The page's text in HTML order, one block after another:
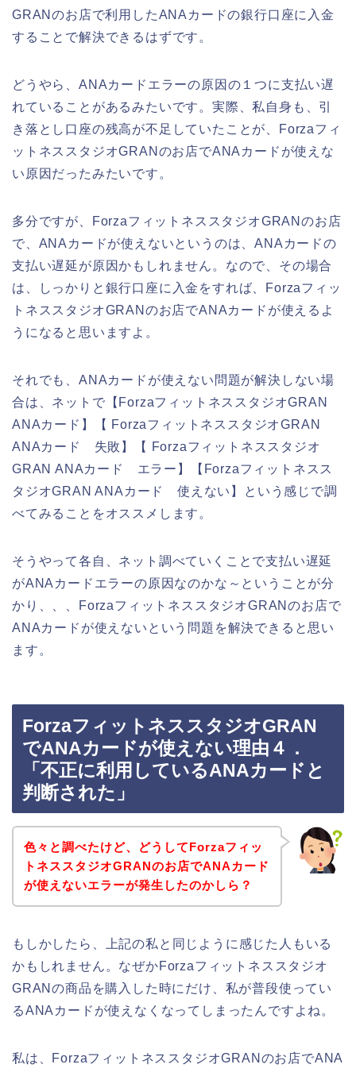
GRANのお店で利用したANAカードの銀行口座に入金
することで解決できるはずです。
どうやら、ANAカードエラーの原因の１つに支払い遅
れていることがあるみたいです。実際、私自身も、引
き落とし口座の残高が不足していたことが、Forzaフィ
ットネススタジオGRANのお店でANAカードが使えな
い原因だったみたいです。
多分ですが、ForzaフィットネススタジオGRANのお店
で、ANAカードが使えないというのは、ANAカードの
支払い遅延が原因かもしれません。なので、その場合
は、しっかりと銀行口座に入金をすれば、Forzaフィッ
トネススタジオGRANのお店でANAカードが使えるよ
うになると思いますよ。
それでも、ANAカードが使えない問題が解決しない場
合は、ネットで【ForzaフィットネススタジオGRAN
ANAカード】【 ForzaフィットネススタジオGRAN
ANAカード 失敗】【 Forzaフィットネススタジオ
GRAN ANAカード エラー】【Forzaフィットネスス
タジオGRAN ANAカード 使えない】という感じで調
べてみることをオススメします。
そうやって各自、ネット調べていくことで支払い遅延
がANAカードエラーの原因なのかな～ということが分
かり、、、ForzaフィットネススタジオGRANのお店で
ANAカードが使えないという問題を解決できると思い
ます。
ForzaフィットネススタジオGRAN
でANAカードが使えない理由４．
「不正に利用しているANAカードと
判断された」
色々と調べたけど、どうしてForzaフィッ
トネススタジオGRANのお店でANAカード
が使えないエラーが発生したのかしら？
もしかしたら、上記の私と同じように感じた人もいる
かもしれません。なぜかForzaフィットネススタジオ
GRANの商品を購入した時にだけ、私が普段使ってい
るANAカードが使えなくなってしまったんですよね。
私は、ForzaフィットネススタジオGRANのお店でANA